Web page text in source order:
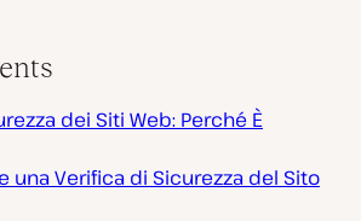
i
o
dei Siti Web: Perché È
una Verifica di Sicurezza del Sito